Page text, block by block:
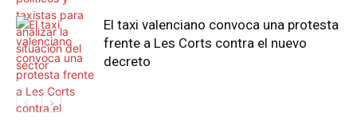
El taxi valenciano convoca una protesta
frente a Les Corts contra el nuevo
decreto